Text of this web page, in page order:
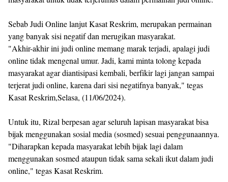
Sebab Judi Online lanjut Kasat Reskrim, merupakan permainan
yang banyak sisi negatif dan merugikan masyarakat.
"Akhir-akhir ini judi online memang marak terjadi, apalagi judi
online tidak mengenal umur. Jadi, kami minta tolong kepada
masyarakat agar diantisipasi kembali, berfikir lagi jangan sampai
terjerat judi online, karena dari sisi negatifnya banyak," tegas
Kasat Reskrim,Selasa, (11/06/2024).
Untuk itu, Rizal berpesan agar seluruh lapisan masyarakat bisa
bijak menggunakan sosial media (sosmed) sesuai penggunaannya.
"Diharapkan kepada masyarakat lebih bijak lagi dalam
menggunakan sosmed ataupun tidak sama sekali ikut dalam judi
online," tegas Kasat Reskrim.